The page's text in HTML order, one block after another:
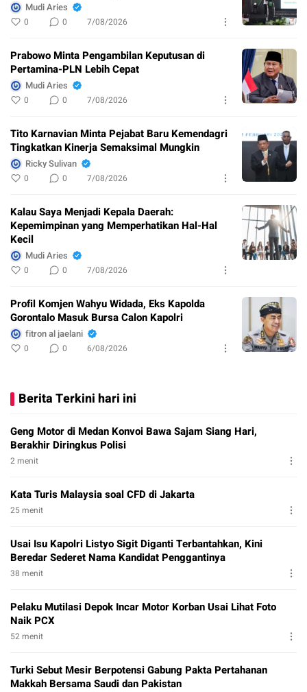
Mudi Aries
0 0 7/08/2026
Prabowo Minta Pengambilan Keputusan di
Pertamina-PLN Lebih Cepat
Mudi Aries
0 0 7/08/2026
Tito Karnavian Minta Pejabat Baru Kemendagri
Tingkatkan Kinerja Semaksimal Mungkin
Ricky Sulivan
0 0 7/08/2026
Kalau Saya Menjadi Kepala Daerah:
Kepemimpinan yang Memperhatikan Hal-Hal
Kecil
Mudi Aries
0 0 7/08/2026
Profil Komjen Wahyu Widada, Eks Kapolda
Gorontalo Masuk Bursa Calon Kapolri
fitron al jaelani
0 0 6/08/2026
Berita Terkini hari ini
Geng Motor di Medan Konvoi Bawa Sajam Siang Hari,
Berakhir Diringkus Polisi
2 menit
Kata Turis Malaysia soal CFD di Jakarta
25 menit
Usai Isu Kapolri Listyo Sigit Diganti Terbantahkan, Kini
Beredar Sederet Nama Kandidat Penggantinya
38 menit
Pelaku Mutilasi Depok Incar Motor Korban Usai Lihat Foto
Naik PCX
52 menit
Turki Sebut Mesir Berpotensi Gabung Pakta Pertahanan
Makkah Bersama Saudi dan Pakistan